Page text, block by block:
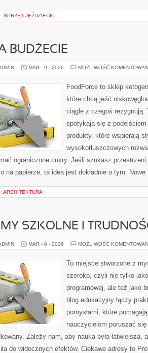
SPRZĘT JEŹDZIECKI
BUDŻECIE
MAR - 9 - 2026 MOŻLIWOŚĆ
FoodForce to sklep
które chcą jeść
ciągle z czegoś
spotykają się z
produkty, które wspierają
wysokotłuszczowych
ograniczone cukry. Jeśli szukasz
na papierze, ta idea jest dokładnie o tym.
ARCHITEKTURA
SZKOLNE I
MAR - 8 - 2026 MOŻLIWOŚĆ
To miejsce stworzone z
szeroko, czyli nie tylko
programowej, ale też jako
blog edukacyjny łączy
pomysłami, które
nauczycielom poruszać
Zależy nam, aby nauka była łatwiejsza,
do widocznych efektów. Ciekawe adresy to